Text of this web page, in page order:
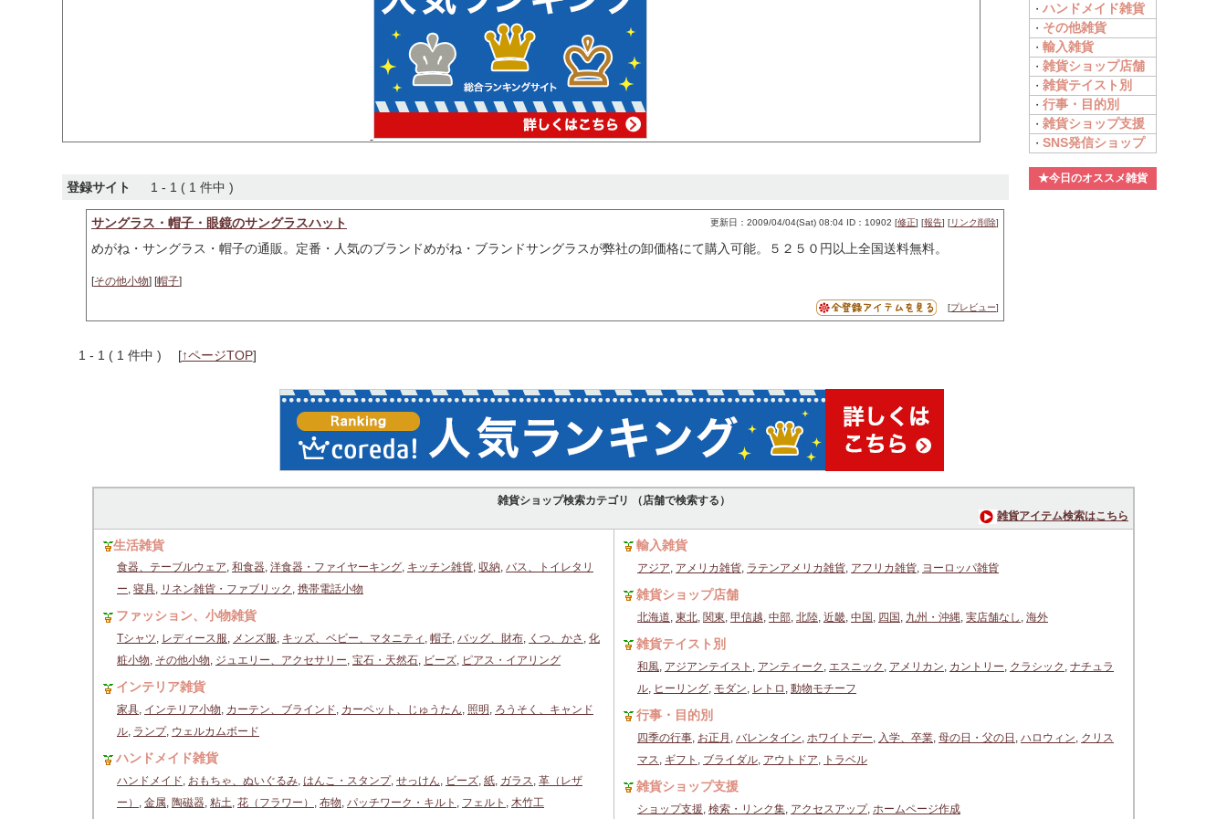
登録サイト 1 - 1 ( 1 件中 )
サングラス・帽子・眼鏡のサングラスハット 更新日：2009/04/04(Sat) 08:04 ID：10902 [修正] [報告] [リンク削除]
めがね・サングラス・帽子の通販。定番・人気のブランドめがね・ブランドサングラスが弊社の卸価格にて購入可能。５２５０円以上全国送料無料。
[その他小物] [帽子]
[プレビュー]
1 - 1 ( 1 件中 ) [↑ページTOP]
・ ハンドメイド雑貨
・ その他雑貨
・ 輸入雑貨
・ 雑貨ショップ店舗
・ 雑貨テイスト別
・ 行事・目的別
・ 雑貨ショップ支援
・ SNS発信ショップ
★今日のオススメ雑貨
雑貨ショップ検索カテゴリ （店舗で検索する）
雑貨アイテム検索はこちら
生活雑貨
食器、テーブルウェア, 和食器, 洋食器・ファイヤーキング, キッチン雑貨, 収納, バス、トイレタリ
ー, 寝具, リネン雑貨・ファブリック , 携帯電話小物
ファッション、小物雑貨
Tシャツ, レディース服, メンズ服, キッズ、ベビー、マタニティ , 帽子, バッグ、財布, くつ、かさ , 化
粧小物, その他小物, ジュエリー、アクセサリー, 宝石・天然石, ビーズ, ピアス・イアリング
インテリア雑貨
家具, インテリア小物, カーテン、ブラインド, カーペット、じゅうたん, 照明 , ろうそく、キャンド
ル, ランプ, ウェルカムボード
ハンドメイド雑貨
ハンドメイド, おもちゃ、ぬいぐるみ, はんこ・スタンプ, せっけん, ビーズ, 紙, ガラス, 革（レザ
ー） , 金属, 陶磁器, 粘土, 花（フラワー） , 布物, パッチワーク・キルト , フェルト , 木竹工
輸入雑貨
アジア, アメリカ雑貨, ラテンアメリカ雑貨, アフリカ雑貨, ヨーロッパ雑貨
雑貨ショップ店舗
北海道, 東北, 関東, 甲信越, 中部, 北陸, 近畿, 中国 , 四国 , 九州・沖縄, 実店舗なし , 海外
雑貨テイスト別
和風, アジアンテイスト , アンティーク , エスニック , アメリカン, カントリー, クラシック , ナチュラ
ル, ヒーリング, モダン, レトロ , 動物モチーフ
行事・目的別
四季の行事, お正月 , バレンタイン, ホワイトデー, 入学、卒業, 母の日・父の日 , ハロウィン, クリス
マス, ギフト , ブライダル, アウトドア, トラベル
雑貨ショップ支援
ショップ支援, 検索・リンク集, アクセスアップ, ホームページ作成